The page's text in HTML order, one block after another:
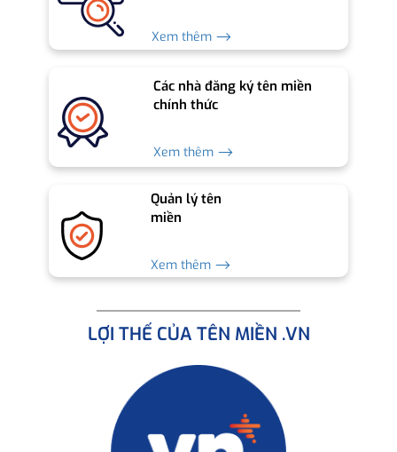
Xem thêm ⟶
Các nhà đăng ký tên miền
chính thức
Xem thêm ⟶
Quản lý tên
miền
Xem thêm ⟶
LỢI THẾ CỦA TÊN MIỀN .VN